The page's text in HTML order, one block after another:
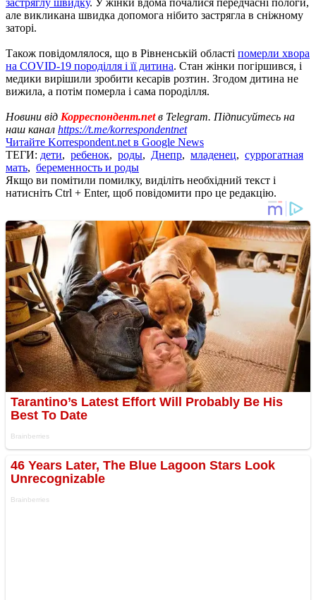
але викликана швидка допомога нібито застрягла в сніжному
заторі.
Також повідомлялося, що в Рівненській області померли хвора
на COVID-19 породілля і її дитина. Стан жінки погіршився, і
медики вирішили зробити кесарів розтин. Згодом дитина не
вижила, а потім померла і сама породілля.
Новини від Корреспондент.netв Telegram. Підписуйтесь на
наш канал https://t.me/korrespondentnet
Читайте Korrespondent.net в Google News
ТЕГИ: дети, ребенок, роды, Днепр, младенец, суррогатная
мать, беременность и роды
Якщо ви помітили помилку, виділіть необхідний текст і
натисніть Ctrl + Enter, щоб повідомити про це редакцію.